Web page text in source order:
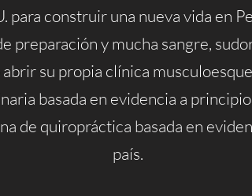
para construir una nueva vida en
preparación y mucha sangre,
abrir su propia clínica
basada en evidencia a
de quiropráctica basada en
país.